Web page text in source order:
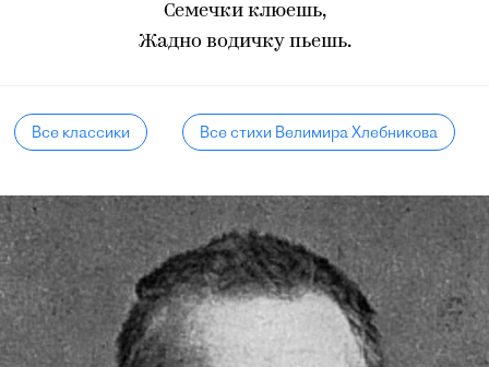
Семечки клюешь,
Жадно водичку пьешь.
Все классики Все стихи Велимира Хлебникова